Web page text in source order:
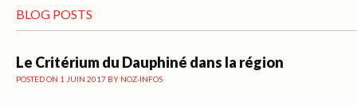
BLOG POSTS
Le Critérium du Dauphiné dans la région
POSTED ON 1 JUIN 2017 BY NOZ-INFOS